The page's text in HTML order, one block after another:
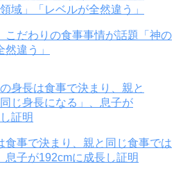
こだわりの食事事情が話題「神の
違う」
食事で決まり、親と同じ食事では
息子が192cmに成長し証明